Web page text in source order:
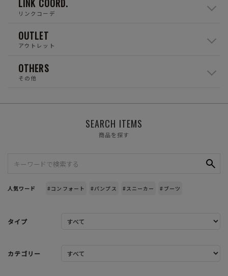
LINK COORD.
リンクコーデ
OUTLET
アウトレット
OTHERS
その他
SEARCH ITEMS
商品を探す
人気ワード #コンフォート #パンプス #スニーカー #ブーツ
タイプ
カテゴリー